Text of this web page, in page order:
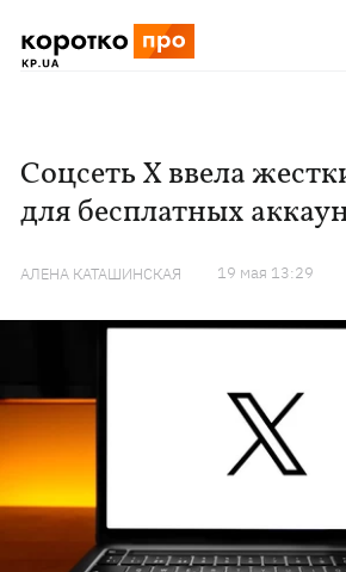
Соцсеть X ввела
для бесплатных
АЛЕНА КАТАШИНСКАЯ 19 мая 13:29